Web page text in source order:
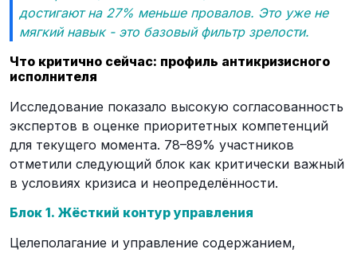
достигают на 27% меньше провалов. Это уже не
мягкий навык - это базовый фильтр зрелости.
Что критично сейчас: профиль антикризисного
исполнителя
Исследование показало высокую согласованность
экспертов в оценке приоритетных компетенций
для текущего момента. 78–89% участников
отметили следующий блок как критически важный
в условиях кризиса и неопределённости.
Блок 1. Жёсткий контур управления
Целеполагание и управление содержанием,